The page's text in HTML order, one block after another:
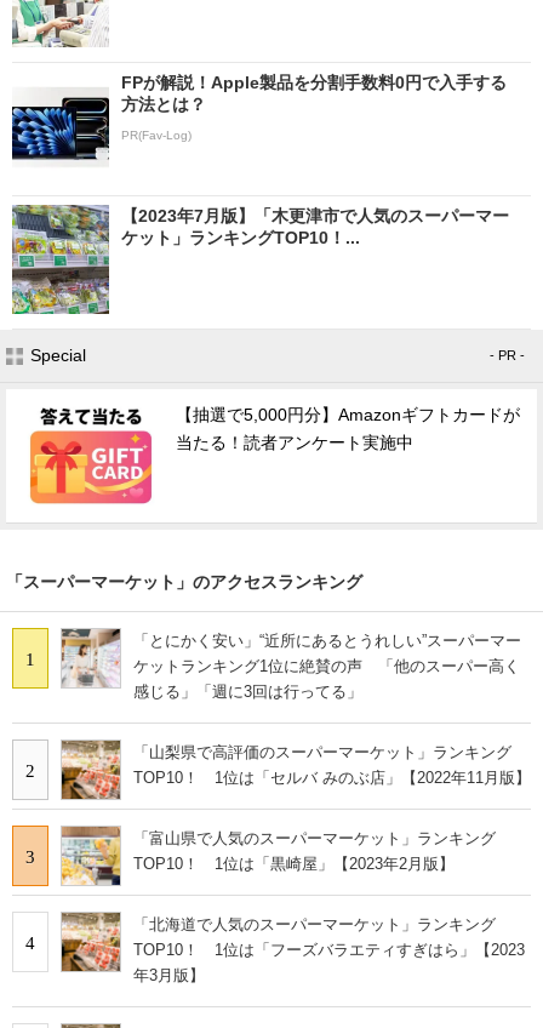
FPが解説！Apple製品を分割手数料0円で入手する
方法とは？
PR(Fav-Log)
【2023年7月版】「木更津市で人気のスーパーマー
ケット」ランキングTOP10！...
Special - PR -
【抽選で5,000円分】Amazonギフトカードが
当たる！読者アンケート実施中
「スーパーマーケット」のアクセスランキング
1
「とにかく安い」“近所にあるとうれしい”スーパーマー
ケットランキング1位に絶賛の声 「他のスーパー高く
感じる」「週に3回は行ってる」
2
「山梨県で高評価のスーパーマーケット」ランキング
TOP10！ 1位は「セルバ みのぶ店」【2022年11月版】
3
「富山県で人気のスーパーマーケット」ランキング
TOP10！ 1位は「黒崎屋」【2023年2月版】
4
「北海道で人気のスーパーマーケット」ランキング
TOP10！ 1位は「フーズバラエティすぎはら」【2023
年3月版】